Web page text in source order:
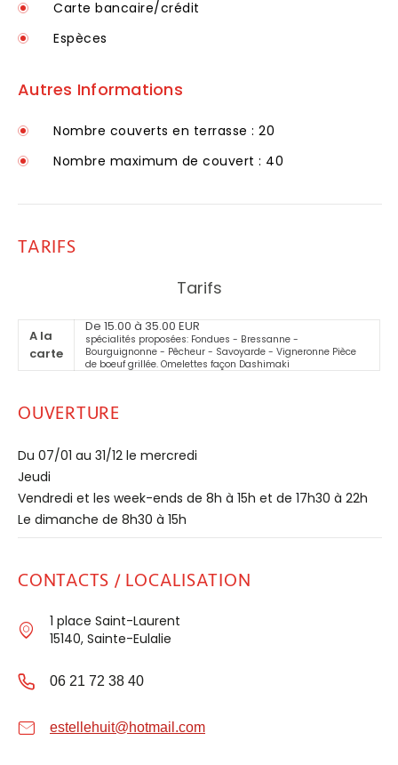
Carte bancaire/crédit
Espèces
Autres Informations
Nombre couverts en terrasse : 20
Nombre maximum de couvert : 40
TARIFS
Tarifs
A la
carte
De 15.00 à 35.00 EUR
spécialités proposées: Fondues - Bressanne -
Bourguignonne - Pêcheur - Savoyarde - Vigneronne Pièce
de boeuf grillée. Omelettes façon Dashimaki
OUVERTURE
Du 07/01 au 31/12 le mercredi
Jeudi
Vendredi et les week-ends de 8h à 15h et de 17h30 à 22h
Le dimanche de 8h30 à 15h
CONTACTS / LOCALISATION
1 place Saint-Laurent
15140, Sainte-Eulalie
06 21 72 38 40
estellehuit@hotmail.com